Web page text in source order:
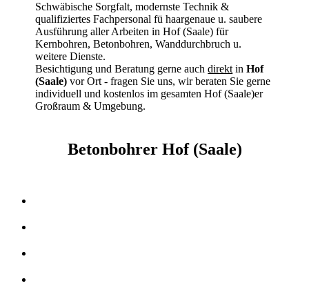
Schwäbische Sorgfalt, modernste Technik &
qualifiziertes Fachpersonalfü haargenaue u. saubere
Ausführung aller Arbeitenin Hof (Saale) für
Kernbohren, Betonbohren, Wanddurchbruch u.
weitere Dienste.
Besichtigung und Beratung gerne auchdirekt inHof
(Saale) vor Ort - fragen Sie uns, wir beraten Sie gerne
individuell und kostenlos im gesamten Hof (Saale)er
Großraum & Umgebung.
Betonbohrer Hof (Saale)